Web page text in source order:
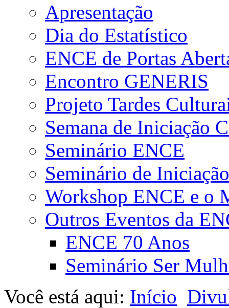
Apresentação
Dia do Estatístico
ENCE de Portas
Encontro GENERIS
Projeto Tardes
Semana de Iniciação
Seminário ENCE
Seminário de
Workshop ENCE e o
Outros Eventos da
ENCE 70 Anos
Seminário Ser
Você está aqui: Início